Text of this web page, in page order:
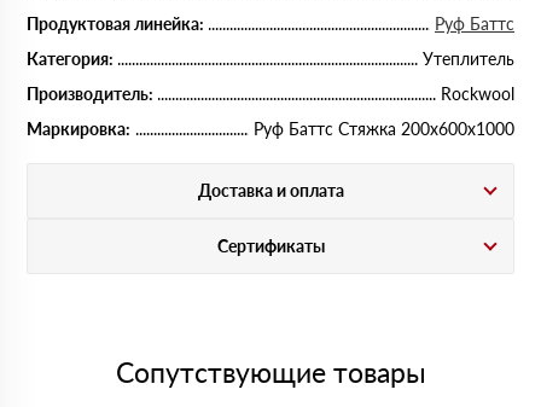
Продуктовая линейка:
Руф Баттс
Категория:
Утеплитель
Производитель:
Rockwool
Маркировка:
Руф Баттс Стяжка 200х600х1000
Доставка и оплата
Сертификаты
Сопутствующие товары